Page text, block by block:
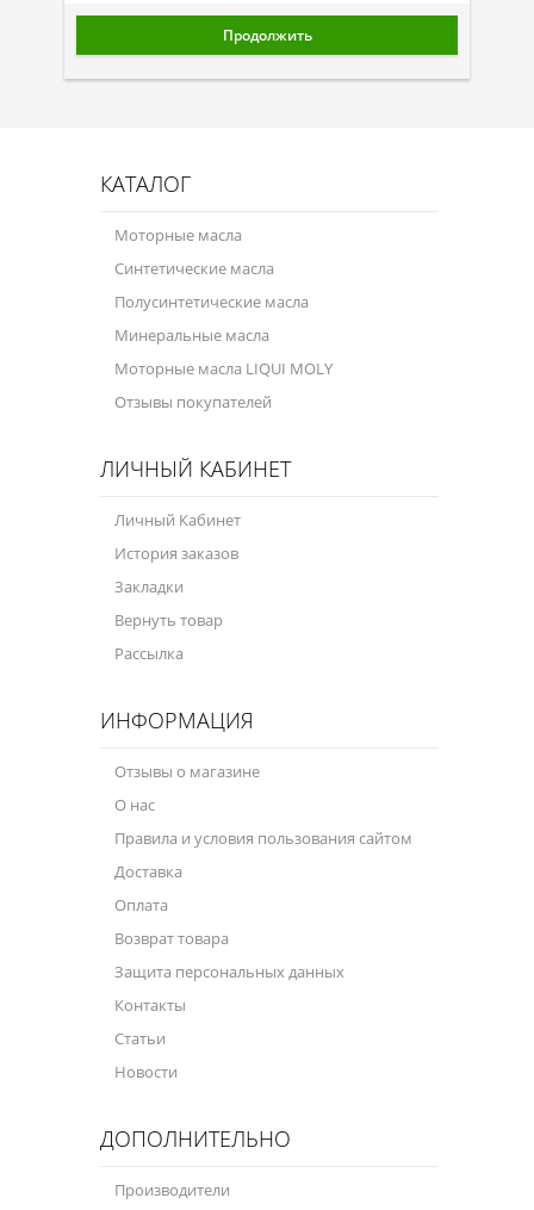
Продолжить
КАТАЛОГ
Моторные масла
Синтетические масла
Полусинтетические масла
Минеральные масла
Моторные масла LIQUI MOLY
Отзывы покупателей
ЛИЧНЫЙ КАБИНЕТ
Личный Кабинет
История заказов
Закладки
Вернуть товар
Рассылка
ИНФОРМАЦИЯ
Отзывы о магазине
О нас
Правила и условия пользования сайтом
Доставка
Оплата
Возврат товара
Защита персональных данных
Контакты
Статьи
Новости
ДОПОЛНИТЕЛЬНО
Производители